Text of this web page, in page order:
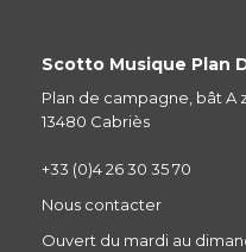
Scotto Musique Plan
Plan de campagne, bât A
13480 Cabriès
+33 (0)4 26 30 35 70
Nous contacter
Ouvert du mardi au